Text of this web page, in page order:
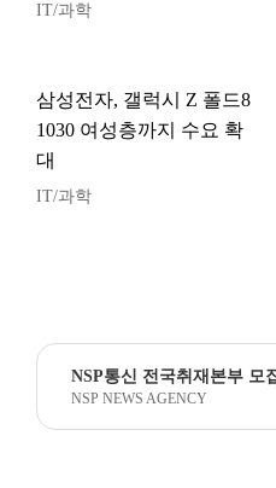
IT/과학
삼성전자, 갤럭시 Z 폴드8
1030 여성층까지 수요 확
대
IT/과학
NSP통신 전국취재본부 모
NSP NEWS AGENCY